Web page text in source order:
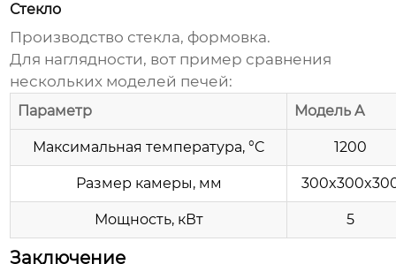
Стекло
Производство стекла, формовка.
Для наглядности, вот пример сравнения
нескольких моделей печей:
Параметр Модель A
Максимальная температура, °C 1200
Размер камеры, мм
Мощность, кВт 5
Заключение